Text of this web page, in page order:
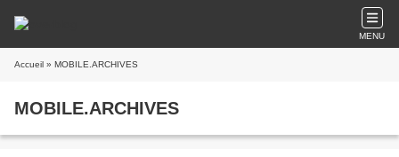
MENU
Accueil » MOBILE.ARCHIVES
MOBILE.ARCHIVES